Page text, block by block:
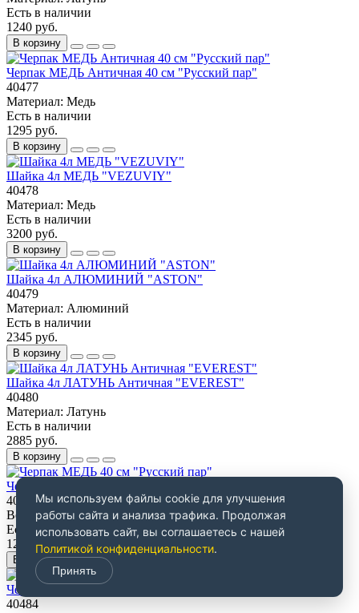
Есть в наличии
1240 руб.
В корзину
Черпак МЕДЬ Античная 40 см "Русский пар"
40477
Материал: Медь
Есть в наличии
1295 руб.
В корзину
Шайка 4л МЕДЬ "VEZUVIY"
40478
Материал: Медь
Есть в наличии
3200 руб.
В корзину
Шайка 4л АЛЮМИНИЙ "ASTON"
40479
Материал: Алюминий
Есть в наличии
2345 руб.
В корзину
Шайка 4л ЛАТУНЬ Античная "EVEREST"
40480
Материал: Латунь
Есть в наличии
2885 руб.
В корзину
Черпак МЕДЬ 40 см "Русский пар"
40483
Вес Брутто:0.17
Есть в наличии
1260 руб.
В корзину
Черпак ЛАТУНЬ Античная 40 см "Русский пар"
40484
Мы используем файлы cookie для улучшения
работы сайта и анализа трафика. Продолжая
использовать сайт, вы соглашаетесь с нашей
Политикой конфиденциальности.
Принять